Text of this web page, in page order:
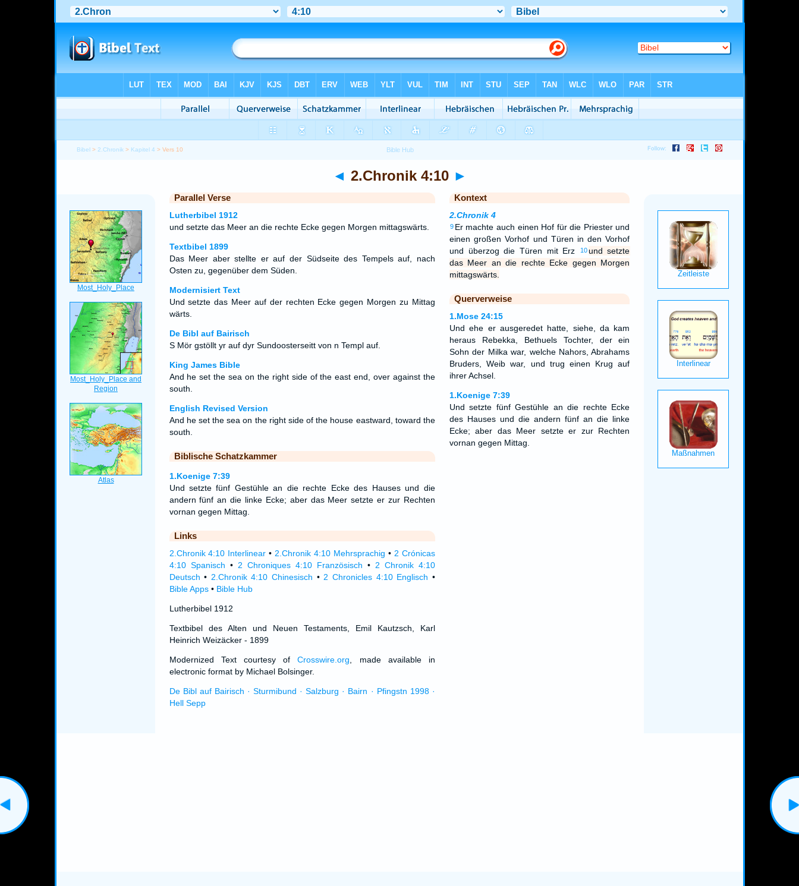
Bibel > 2.Chronik > Kapitel 4 > Vers 10
◄ 2.Chronik 4:10 ►
Parallel Verse
Lutherbibel 1912
und setzte das Meer an die rechte Ecke gegen Morgen mittagswärts.
Textbibel 1899
Das Meer aber stellte er auf der Südseite des Tempels auf, nach
Osten zu, gegenüber dem Süden.
Modernisiert Text
Und setzte das Meer auf der rechten Ecke gegen Morgen zu Mittag
wärts.
De Bibl auf Bairisch
S Mör gstöllt yr auf dyr Sundoosterseitt von n Templ auf.
King James Bible
And he set the sea on the right side of the east end, over against the
south.
English Revised Version
And he set the sea on the right side of the house eastward, toward the
south.
Biblische Schatzkammer
1.Koenige 7:39
Und setzte fünf Gestühle an die rechte Ecke des Hauses und die
andern fünf an die linke Ecke; aber das Meer setzte er zur Rechten
vornan gegen Mittag.
Links
2.Chronik 4:10 Interlinear • 2.Chronik 4:10 Mehrsprachig • 2 Crónicas
4:10 Spanisch • 2 Chroniques 4:10 Französisch • 2 Chronik 4:10
Deutsch • 2.Chronik 4:10 Chinesisch • 2 Chronicles 4:10 Englisch •
Bible Apps• Bible Hub
Lutherbibel 1912
Textbibel des Alten und Neuen Testaments, Emil Kautzsch, Karl
Heinrich Weizäcker - 1899
Modernized Text courtesy ofCrosswire.org , made available in
electronic format by Michael Bolsinger.
De Bibl auf Bairisch · Sturmibund · Salzburg · Bairn · Pfingstn 1998 ·
Hell Sepp
Kontext
2.Chronik 4
9 Er machte auch einen Hof für die Priester und
einen großen Vorhof und Türen in den Vorhof
und überzog die Türen mit Erz
10und setzte
das Meer an die rechte Ecke gegen Morgen
mittagswärts.
Querverweise
1.Mose 24:15
Und ehe er ausgeredet hatte, siehe, da kam
heraus Rebekka, Bethuels Tochter, der ein
Sohn der Milka war, welche Nahors, Abrahams
Bruders, Weib war, und trug einen Krug auf
ihrer Achsel.
1.Koenige 7:39
Und setzte fünf Gestühle an die rechte Ecke
des Hauses und die andern fünf an die linke
Ecke; aber das Meer setzte er zur Rechten
vornan gegen Mittag.